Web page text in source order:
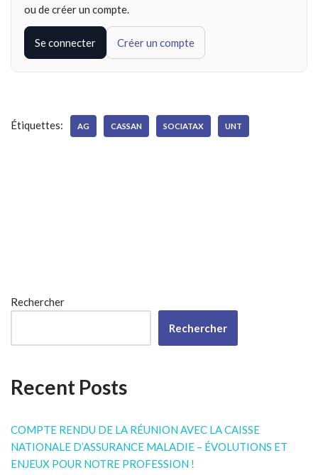
ou de créer un compte.
Se connecter Créer un compte
Étiquettes: AG CASSAN SOCIATAX UNT
Rechercher
Rechercher
Recent Posts
COMPTE RENDU DE LA RÉUNION AVEC LA CAISSE
NATIONALE D’ASSURANCE MALADIE – ÉVOLUTIONS ET
ENJEUX POUR NOTRE PROFESSION !